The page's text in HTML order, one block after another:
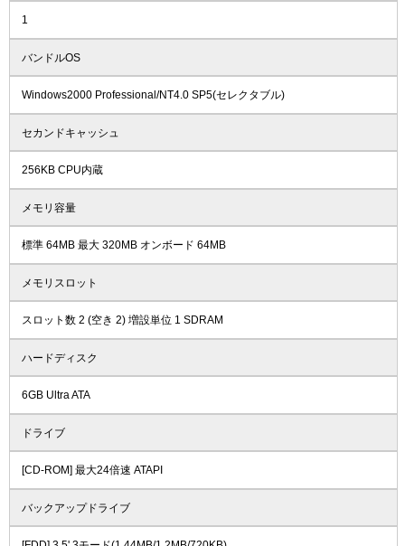
1
バンドルOS
Windows2000 Professional/NT4.0 SP5(セレクタブル)
セカンドキャッシュ
256KB CPU内蔵
メモリ容量
標準 64MB 最大 320MB オンボード 64MB
メモリスロット
スロット数 2 (空き 2) 増設単位 1 SDRAM
ハードディスク
6GB Ultra ATA
ドライブ
[CD-ROM] 最大24倍速 ATAPI
バックアップドライブ